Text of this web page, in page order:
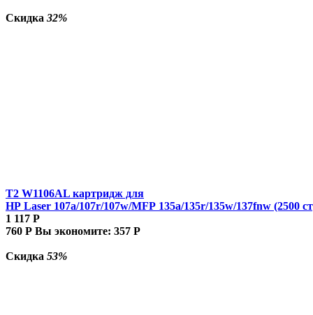
Скидка 32%
T2 W1106AL картридж для
HP Laser 107a/107r/107w/MFP 135a/135r/135w/137fnw (2500
1 117 Р
760 Р Вы экономите: 357 Р
Скидка 53%